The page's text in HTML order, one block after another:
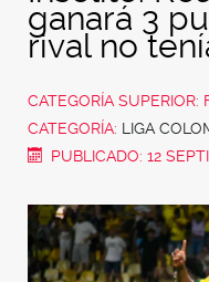
ganará 3
rival no
CATEGORÍA SUPERIOR:
CATEGORÍA: LIGA
PUBLICADO: 12